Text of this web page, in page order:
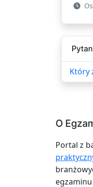
Który
O
Portal z